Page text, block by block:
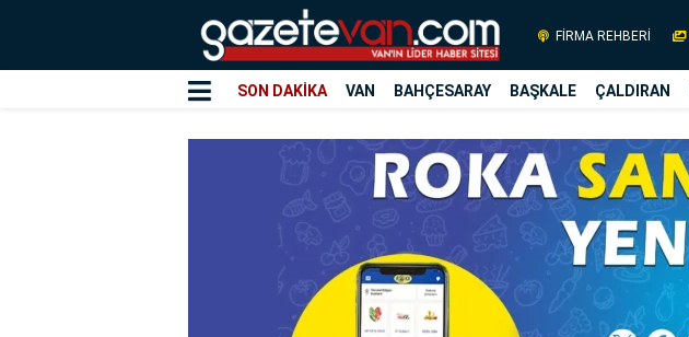
FİRMA REHBERİ
SON DAKİKA VAN BAHÇESARAY BAŞKALE ÇALDIRAN